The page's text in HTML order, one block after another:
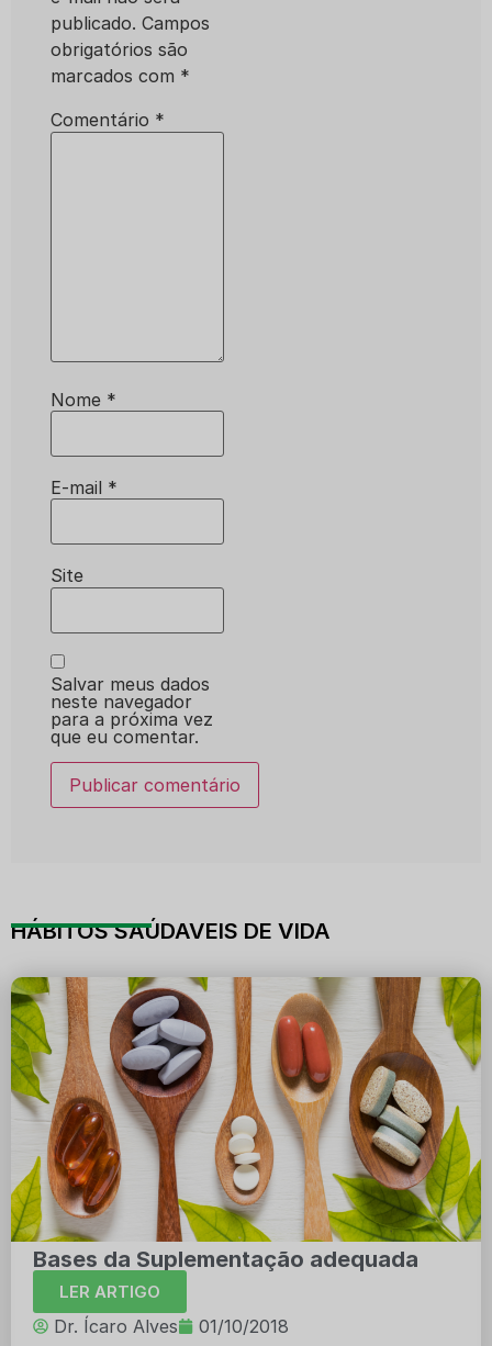
publicado. Campos
obrigatórios são
marcados com *
Comentário *
Nome *
E-mail *
Site
Salvar meus dados
neste navegador
para a próxima vez
que eu comentar.
HÁBITOS SAÚDAVEIS DE VIDA
Bases da Suplementação adequada
LER ARTIGO
Dr. Ícaro Alves 01/10/2018